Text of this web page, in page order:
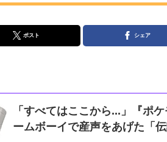
ポスト シェア
「すべてはここから...」『ポ
ームボーイで産声をあげた「